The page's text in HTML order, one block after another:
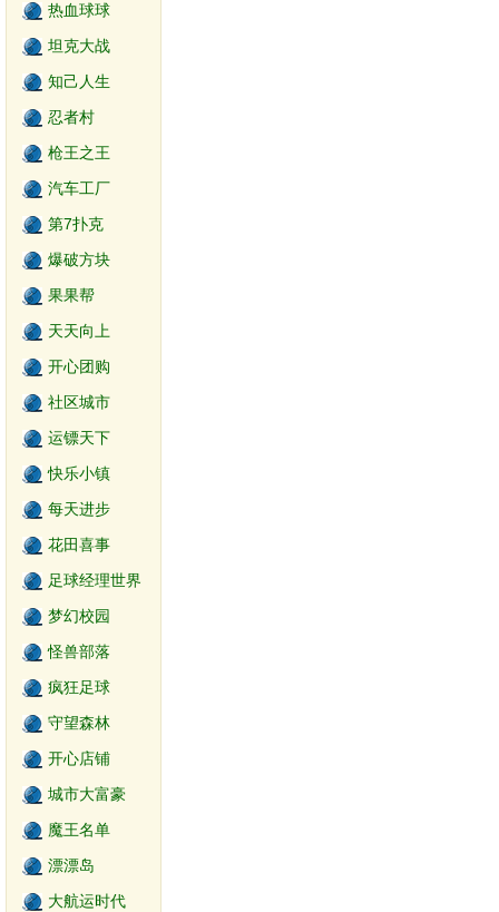
热血球球
坦克大战
知己人生
忍者村
枪王之王
汽车工厂
第7扑克
爆破方块
果果帮
天天向上
开心团购
社区城市
运镖天下
快乐小镇
每天进步
花田喜事
足球经理世界
梦幻校园
怪兽部落
疯狂足球
守望森林
开心店铺
城市大富豪
魔王名单
漂漂岛
大航运时代